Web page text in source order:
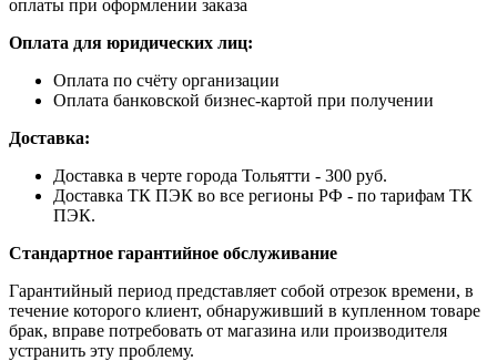
оплаты при оформлении заказа
Оплата для юридических лиц:
Оплата по счёту организации
Оплата банковской бизнес-картой при получении
Доставка:
Доставка в черте города Тольятти - 300 руб.
Доставка ТК ПЭК во все регионы РФ - по тарифам ТК
ПЭК.
Стандартное гарантийное обслуживание
Гарантийный период представляет собой отрезок времени, в
течение которого клиент, обнаруживший в купленном товаре
брак, вправе потребовать от магазина или производителя
устранить эту проблему.